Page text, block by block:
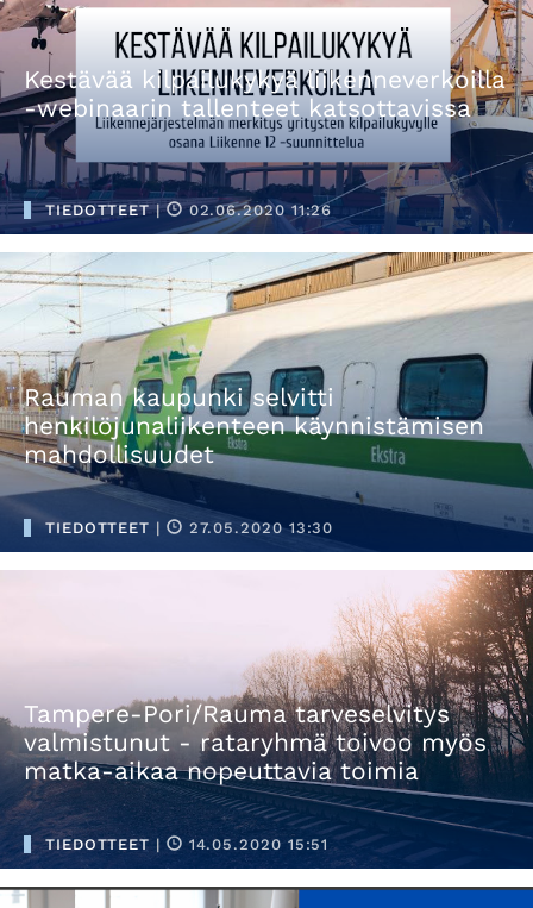
Kestävää kilpailukykyä liikenneverkoilla
-webinaarin tallenteet katsottavissa
TIEDOTTEET| 02.06.2020 11:26
Rauman kaupunki selvitti
henkilöjunaliikenteen käynnistämisen
mahdollisuudet
TIEDOTTEET | 27.05.2020 13:30
Tampere-Pori/Rauma tarveselvitys
valmistunut - rataryhmä toivoo myös
matka-aikaa nopeuttavia toimia
TIEDOTTEET | 14.05.2020 15:51